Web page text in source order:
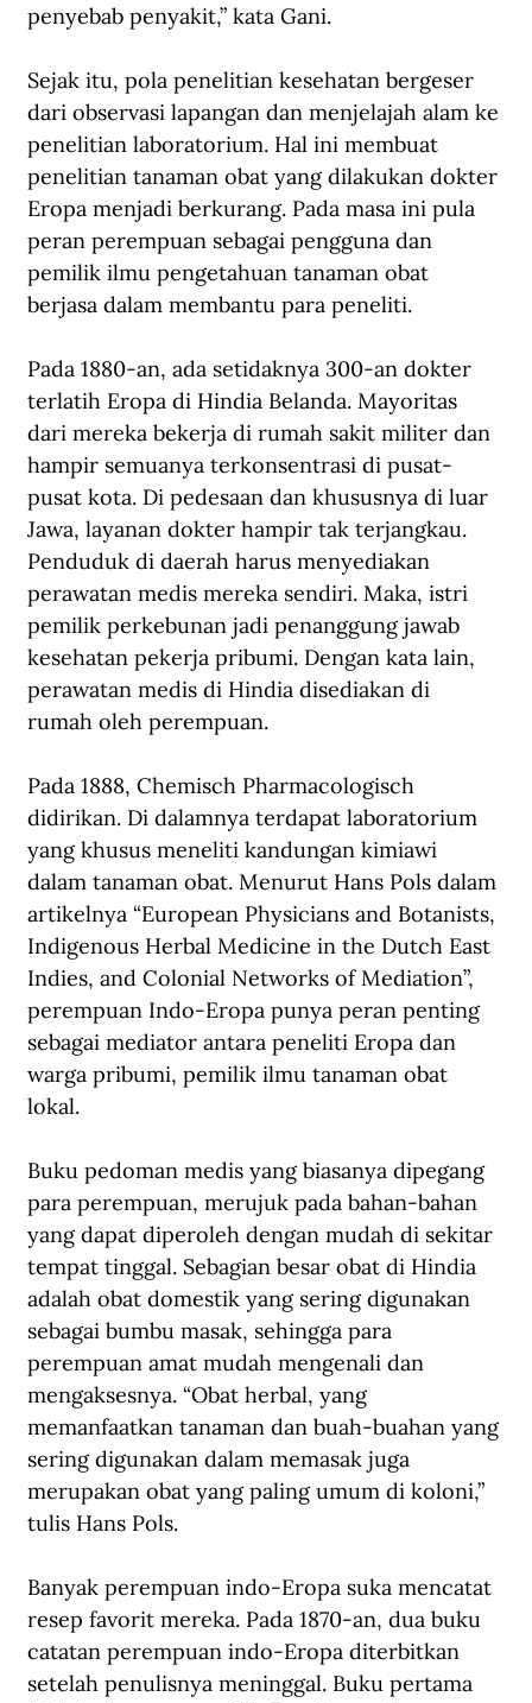
penyebab penyakit,” kata Gani.
Sejak itu, pola penelitian kesehatan bergeser
dari observasi lapangan dan menjelajah alam ke
penelitian laboratorium. Hal ini membuat
penelitian tanaman obat yang dilakukan dokter
Eropa menjadi berkurang. Pada masa ini pula
peran perempuan sebagai pengguna dan
pemilik ilmu pengetahuan tanaman obat
berjasa dalam membantu para peneliti.
Pada 1880-an, ada setidaknya 300-an dokter
terlatih Eropa di Hindia Belanda. Mayoritas
dari mereka bekerja di rumah sakit militer dan
hampir semuanya terkonsentrasi di pusat-
pusat kota. Di pedesaan dan khususnya di luar
Jawa, layanan dokter hampir tak terjangkau.
Penduduk di daerah harus menyediakan
perawatan medis mereka sendiri. Maka, istri
pemilik perkebunan jadi penanggung jawab
kesehatan pekerja pribumi. Dengan kata lain,
perawatan medis di Hindia disediakan di
rumah oleh perempuan.
Pada 1888, Chemisch Pharmacologisch
didirikan. Di dalamnya terdapat laboratorium
yang khusus meneliti kandungan kimiawi
dalam tanaman obat. Menurut Hans Pols dalam
artikelnya “European Physicians and Botanists,
Indigenous Herbal Medicine in the Dutch East
Indies, and Colonial Networks of Mediation”,
perempuan Indo-Eropa punya peran penting
sebagai mediator antara peneliti Eropa dan
warga pribumi, pemilik ilmu tanaman obat
lokal.
Buku pedoman medis yang biasanya dipegang
para perempuan, merujuk pada bahan-bahan
yang dapat diperoleh dengan mudah di sekitar
tempat tinggal. Sebagian besar obat di Hindia
adalah obat domestik yang sering digunakan
sebagai bumbu masak, sehingga para
perempuan amat mudah mengenali dan
mengaksesnya. “Obat herbal, yang
memanfaatkan tanaman dan buah-buahan yang
sering digunakan dalam memasak juga
merupakan obat yang paling umum di koloni,”
tulis Hans Pols.
Banyak perempuan indo-Eropa suka mencatat
resep favorit mereka. Pada 1870-an, dua buku
catatan perempuan indo-Eropa diterbitkan
setelah penulisnya meninggal. Buku pertama